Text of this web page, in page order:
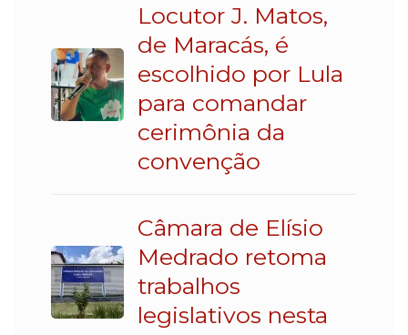
Locutor J. Matos,
de Maracás, é
escolhido por Lula
para comandar
cerimônia da
convenção
Câmara de Elísio
Medrado retoma
trabalhos
legislativos nesta